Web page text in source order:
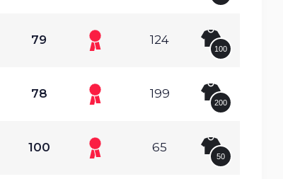
79 124
100
78 199
200
100 65
50